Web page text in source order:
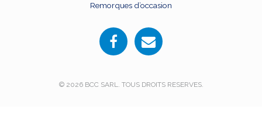
Remorques d’occasion
© 2026 BCC SARL. TOUS DROITS RESERVES.